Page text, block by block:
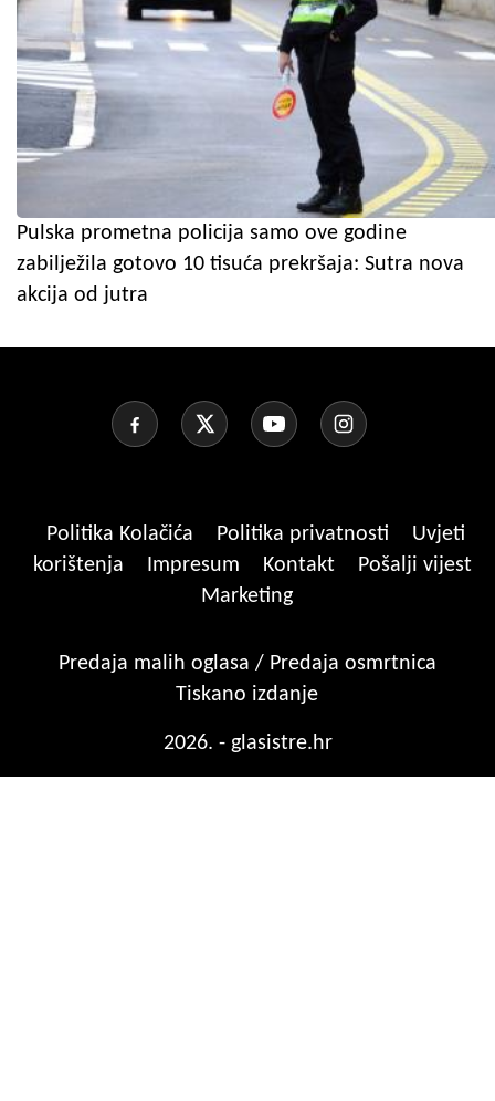
Pulska prometna policija samo ove godine
zabilježila gotovo 10 tisuća prekršaja: Sutra nova
akcija od jutra
Politika Kolačića Politika privatnosti
Uvjeti
korištenja
Impresum Kontakt
Pošalji vijest
Marketing
Predaja malih oglasa / Predaja osmrtnica
Tiskano izdanje
2026. - glasistre.hr